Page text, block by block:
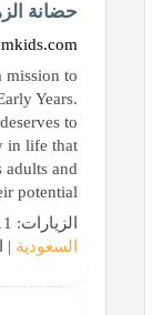
حضانة
mission to
Years.
to
in life that
and
potential.
الزيارات: 611 | التقييم: 0 | المقيّمين: 0 | الدولة:
السعودية |